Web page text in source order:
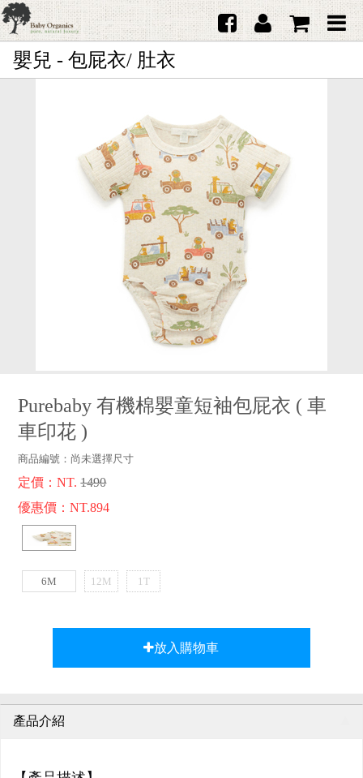
首頁
日本品牌育兒配件
韓國Merebe寶寶配件
客服專區
嬰兒 - 包屁衣/ 肚衣
Purebaby 有機棉嬰童短袖包屁衣 (車
車印花 )
商品編號： 尚未選擇尺寸
定價：NT.1490
優惠價：NT.894
6M 12M 1T
放入購物車
產品介紹